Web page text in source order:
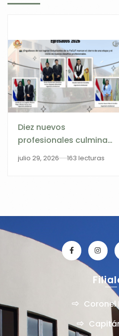
Diez nuevos
profesionales culminan
su formación en la
julio 29, 2026 163 lecturas
Coronel